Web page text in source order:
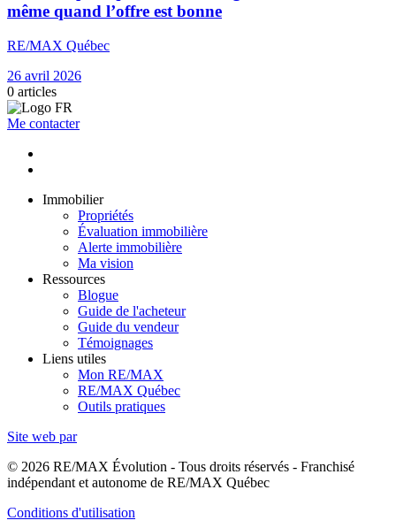
même quand l’offre est bonne
RE/MAX Québec
26 avril 2026
0 articles
Me contacter
Immobilier
Propriétés
Évaluation immobilière
Alerte immobilière
Ma vision
Ressources
Blogue
Guide de l'acheteur
Guide du vendeur
Témoignages
Liens utiles
Mon RE/MAX
RE/MAX Québec
Outils pratiques
Site web par
© 2026 RE/MAX Évolution - Tous droits réservés - Franchisé
indépendant et autonome de RE/MAX Québec
Conditions d'utilisation